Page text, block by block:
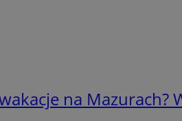
na Mazurach?